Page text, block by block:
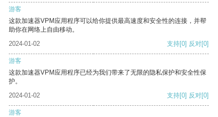
游客
这款加速器VPM应用程序可以给你提供最高速度和安全性的连接，并帮
助你在网络上自由移动。
2024-01-02
支持[0] 反对[0]
游客
这款加速器VPM应用程序已经为我们带来了无限的隐私保护和安全性保
护。
2024-01-02
支持[0] 反对[0]
游客